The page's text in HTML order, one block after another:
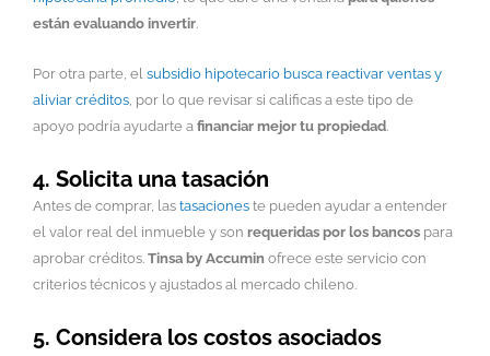
están evaluando invertir
Por otra parte, el subsidio hipotecario busca reactivar ventas y
aliviar créditos, por lo que revisar si calificas a este tipo de
apoyo podría ayudarte a financiar mejor tu propiedad.
4. Solicita una tasación
Antes de comprar, las tasaciones te pueden ayudar a entender
el valor real del inmueble y son requeridas por los bancos para
aprobar créditos. Tinsa by Accumin ofrece este servicio con
criterios técnicos y ajustados al mercado chileno.
5. Considera los costos asociados